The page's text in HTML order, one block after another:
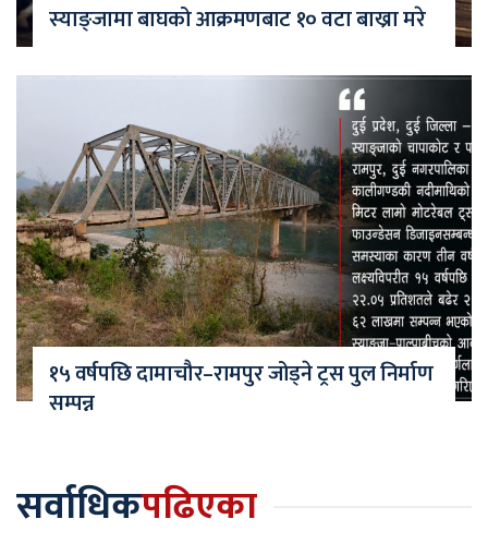
स्याङ्जामा बाघको आक्रमणबाट १० वटा बाख्रा मरे
१५ वर्षपछि दामाचौर–रामपुर जोड्ने ट्रस पुल निर्माण
सम्पन्न
सर्वाधिकपढिएका